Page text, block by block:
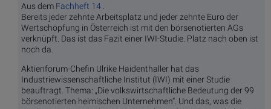
Aus dem Fachheft 14
Bereits jeder zehnte Arbeitsplatz und jeder zehnte Euro der
Wertschöpfung in Österreich ist mit den börsenotierten AGs
verknüpft. Das ist das Fazit einer IWI-Studie. Platz nach oben ist
noch da.
Aktienforum-Chefin Ulrike Haidenthaller hat das
Industriewissenschaftliche Institut (IWI) mit einer Studie
beauftragt. Thema: „Die volkswirtschaftliche Bedeutung der 99
börsenotierten heimischen Unternehmen“. Und das, was die